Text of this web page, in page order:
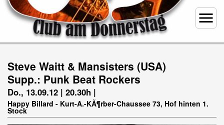
menu
Steve Waitt & Mansisters (USA)
Supp.: Punk Beat Rockers
Do., 13.09.12 | 20.30h |
Happy Billard - Kurt-A.-KÃ¶rber-Chaussee 73, Hof hinten 1.
Stock